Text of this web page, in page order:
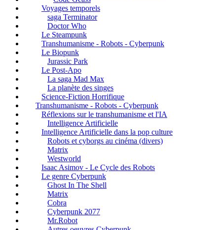
Voyages temporels
saga Terminator
Doctor Who
Le Steampunk
Transhumanisme - Robots - Cyberpunk
Le Biopunk
Jurassic Park
Le Post-Apo
La saga Mad Max
La planète des singes
Science-Fiction Horrifique
Transhumanisme - Robots - Cyberpunk
Réflexions sur le transhumanisme et l'IA
Intelligence Artificielle
Intelligence Artificielle dans la pop culture
Robots et cyborgs au cinéma (divers)
Matrix
Westworld
Isaac Asimov - Le Cycle des Robots
Le genre Cyberpunk
Ghost In The Shell
Matrix
Cobra
Cyberpunk 2077
Mr.Robot